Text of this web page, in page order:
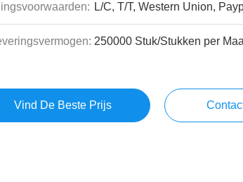
L/C, T/T, Western Union,
250000 Stuk/Stukken per
Vind De Beste Prijs